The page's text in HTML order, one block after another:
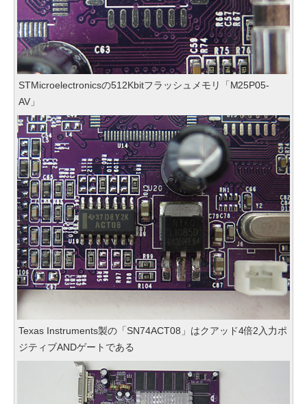
STMicroelectronicsの512Kbitフラッシュメモリ「M25P05-
AV」
Texas Instruments製の「SN74ACT08」はクアッド4倍2入力ポ
ジティブANDゲートである